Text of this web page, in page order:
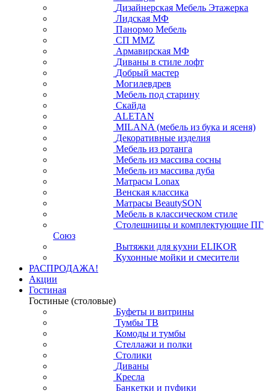
Дизайнерская Мебель Этажерка
Лидская МФ
Панормо Мебель
СП ММZ
Армавирская МФ
Диваны в стиле лофт
Добрый мастер
Могилевдрев
Мебель под старину
Скайда
ALETAN
MILANA (мебель из бука и ясеня)
Декоративные изделия
Мебель из ротанга
Мебель из массива сосны
Мебель из массива дуба
Матрасы Lonax
Венская классика
Матрасы BeautySON
Мебель в классическом стиле
Столешницы и комплектующие ПГ
Союз
Вытяжки для кухни ELIKOR
Кухонные мойки и смесители
РАСПРОДАЖА!
Акции
Гостиная
Гостиные (столовые)
Буфеты и витрины
Тумбы ТВ
Комоды и тумбы
Стеллажи и полки
Столики
Диваны
Кресла
Банкетки и пуфики